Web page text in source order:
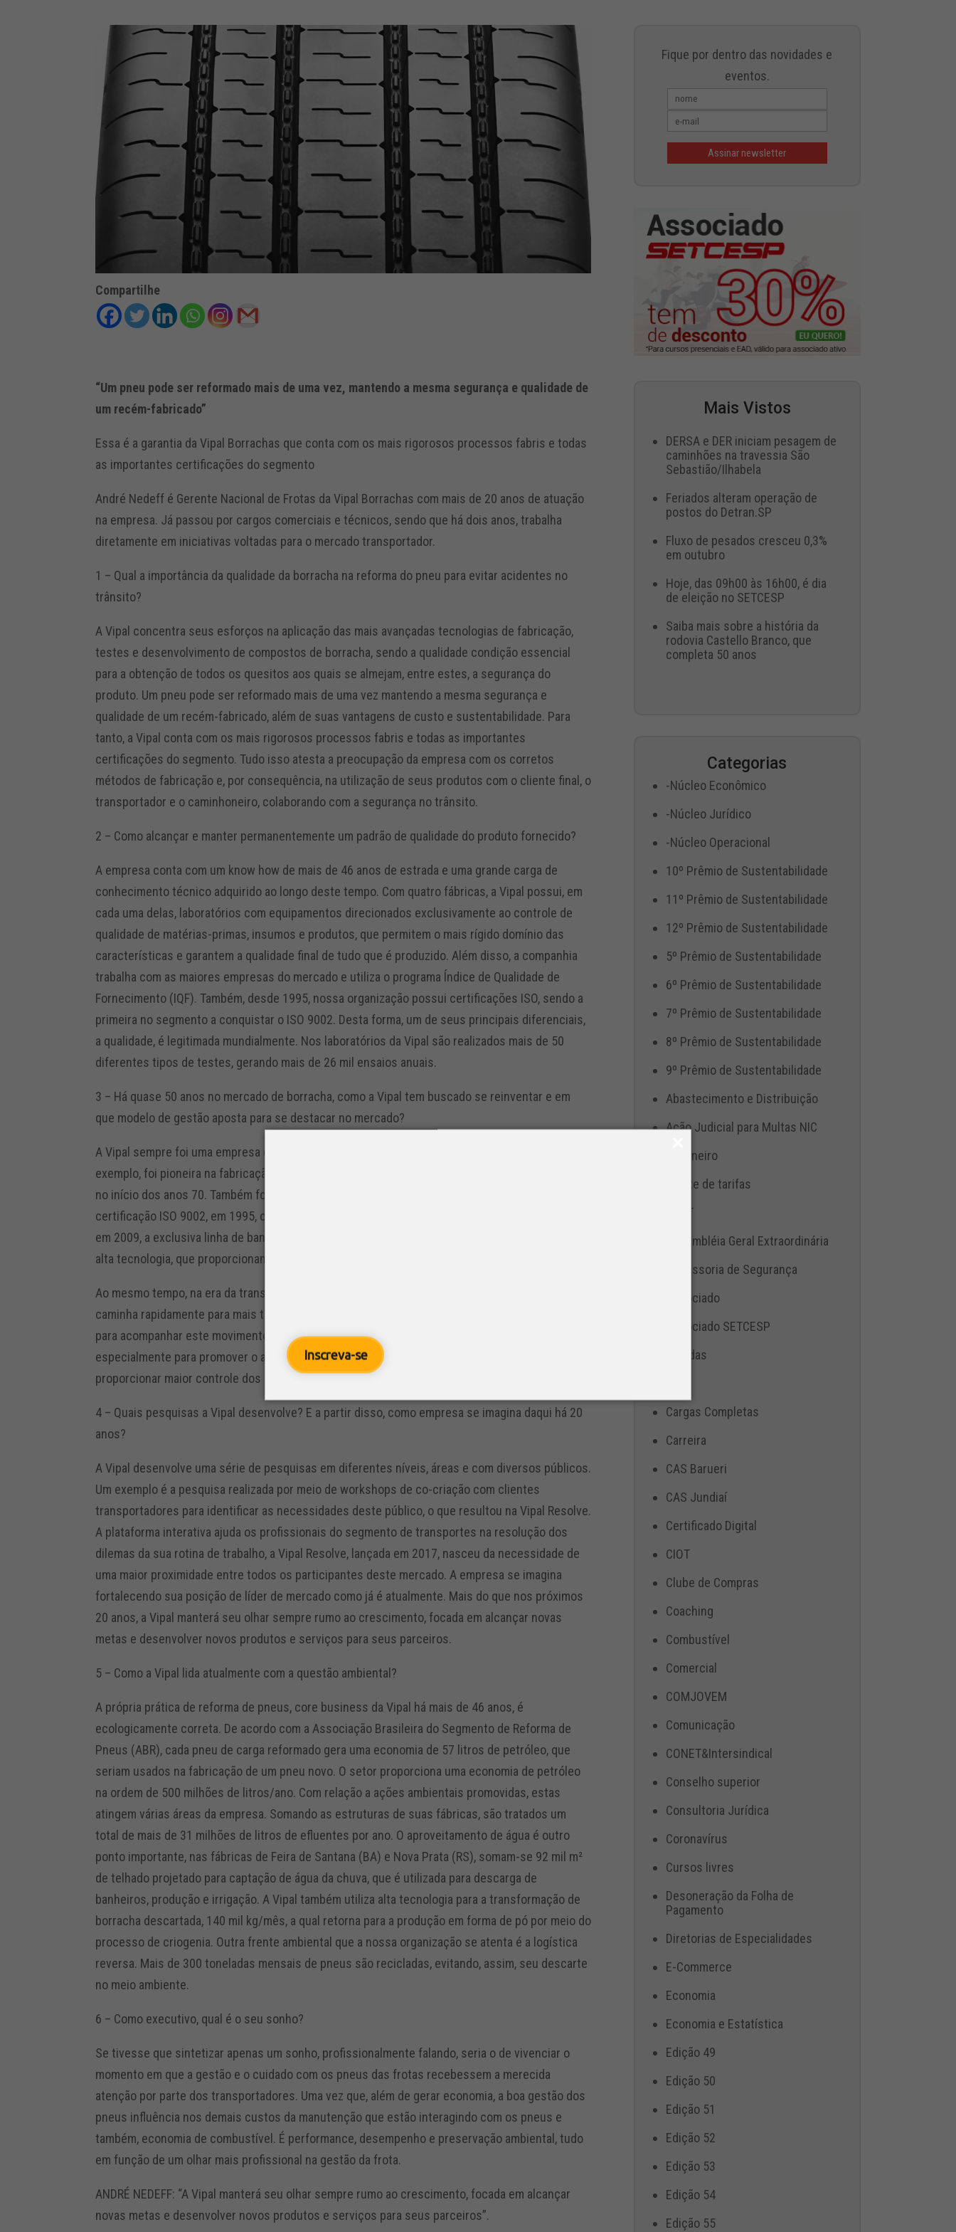
Inscreva-se
Compartilhe
“Um pneu pode ser reformado mais de uma vez, mantendo a mesma segurança e qualidade de
um recém-fabricado”
Essa é a garantia da Vipal Borrachas que conta com os mais rigorosos processos fabris e todas
as importantes certificações do segmento
André Nedeff é Gerente Nacional de Frotas da Vipal Borrachas com mais de 20 anos de atuação
na empresa. Já passou por cargos comerciais e técnicos, sendo que há dois anos, trabalha
diretamente em iniciativas voltadas para o mercado transportador.
1 – Qual a importância da qualidade da borracha na reforma do pneu para evitar acidentes no
trânsito?
A Vipal concentra seus esforços na aplicação das mais avançadas tecnologias de fabricação,
testes e desenvolvimento de compostos de borracha, sendo a qualidade condição essencial
para a obtenção de todos os quesitos aos quais se almejam, entre estes, a segurança do
produto. Um pneu pode ser reformado mais de uma vez mantendo a mesma segurança e
qualidade de um recém-fabricado, além de suas vantagens de custo e sustentabilidade. Para
tanto, a Vipal conta com os mais rigorosos processos fabris e todas as importantes
certificações do segmento. Tudo isso atesta a preocupação da empresa com os corretos
métodos de fabricação e, por consequência, na utilização de seus produtos com o cliente final, o
transportador e o caminhoneiro, colaborando com a segurança no trânsito.
2 – Como alcançar e manter permanentemente um padrão de qualidade do produto fornecido?
A empresa conta com um know how de mais de 46 anos de estrada e uma grande carga de
conhecimento técnico adquirido ao longo deste tempo. Com quatro fábricas, a Vipal possui, em
cada uma delas, laboratórios com equipamentos direcionados exclusivamente ao controle de
qualidade de matérias-primas, insumos e produtos, que permitem o mais rígido domínio das
características e garantem a qualidade final de tudo que é produzido. Além disso, a companhia
trabalha com as maiores empresas do mercado e utiliza o programa Índice de Qualidade de
Fornecimento (IQF). Também, desde 1995, nossa organização possui certificações ISO, sendo a
primeira no segmento a conquistar o ISO 9002. Desta forma, um de seus principais diferenciais,
a qualidade, é legitimada mundialmente. Nos laboratórios da Vipal são realizados mais de 50
diferentes tipos de testes, gerando mais de 26 mil ensaios anuais.
3 – Há quase 50 anos no mercado de borracha, como a Vipal tem buscado se reinventar e em
que modelo de gestão aposta para se destacar no mercado?
A Vipal sempre foi uma empresa disruptiva e que quebrou modelos. Ao longo de sua história, por
exemplo, foi pioneira na fabricação de produtos para reparos de pneus e câmaras de ar no Brasil,
no início dos anos 70. Também foi a primeira companhia brasileira no setor a conquistar a
certificação ISO 9002, em 1995, obtendo outras certificações nos anos subsequentes, e lançou,
em 2009, a exclusiva linha de bandas ECO, produzidas com compostos especiais de borracha de
alta tecnologia, que proporcionam economia de até 10% de combustível aos transportadores.
Ao mesmo tempo, na era da transformação digital em que se vive hoje, percebe-se que o mundo
caminha rapidamente para mais tecnologia e informação. Diante disso, a Vipal está preparada
para acompanhar este movimento. Uma prova é a Smart Seller, inovadora plataforma pensada
especialmente para promover o acompanhamento de equipes comerciais de maneira a
proporcionar maior controle dos processos e eficiência operacional.
4 – Quais pesquisas a Vipal desenvolve? E a partir disso, como empresa se imagina daqui há 20
anos?
A Vipal desenvolve uma série de pesquisas em diferentes níveis, áreas e com diversos públicos.
Um exemplo é a pesquisa realizada por meio de workshops de co-criação com clientes
transportadores para identificar as necessidades deste público, o que resultou na Vipal Resolve.
A plataforma interativa ajuda os profissionais do segmento de transportes na resolução dos
dilemas da sua rotina de trabalho, a Vipal Resolve, lançada em 2017, nasceu da necessidade de
uma maior proximidade entre todos os participantes deste mercado. A empresa se imagina
fortalecendo sua posição de líder de mercado como já é atualmente. Mais do que nos próximos
20 anos, a Vipal manterá seu olhar sempre rumo ao crescimento, focada em alcançar novas
metas e desenvolver novos produtos e serviços para seus parceiros.
5 – Como a Vipal lida atualmente com a questão ambiental?
A própria prática de reforma de pneus, core business da Vipal há mais de 46 anos, é
ecologicamente correta. De acordo com a Associação Brasileira do Segmento de Reforma de
Pneus (ABR), cada pneu de carga reformado gera uma economia de 57 litros de petróleo, que
seriam usados na fabricação de um pneu novo. O setor proporciona uma economia de petróleo
na ordem de 500 milhões de litros/ano. Com relação a ações ambientais promovidas, estas
atingem várias áreas da empresa. Somando as estruturas de suas fábricas, são tratados um
total de mais de 31 milhões de litros de efluentes por ano. O aproveitamento de água é outro
ponto importante, nas fábricas de Feira de Santana (BA) e Nova Prata (RS), somam-se 92 mil m²
de telhado projetado para captação de água da chuva, que é utilizada para descarga de
banheiros, produção e irrigação. A Vipal também utiliza alta tecnologia para a transformação de
borracha descartada, 140 mil kg/mês, a qual retorna para a produção em forma de pó por meio do
processo de criogenia. Outra frente ambiental que a nossa organização se atenta é a logística
reversa. Mais de 300 toneladas mensais de pneus são recicladas, evitando, assim, seu descarte
no meio ambiente.
6 – Como executivo, qual é o seu sonho?
Se tivesse que sintetizar apenas um sonho, profissionalmente falando, seria o de vivenciar o
momento em que a gestão e o cuidado com os pneus das frotas recebessem a merecida
atenção por parte dos transportadores. Uma vez que, além de gerar economia, a boa gestão dos
pneus influência nos demais custos da manutenção que estão interagindo com os pneus e
também, economia de combustível. É performance, desempenho e preservação ambiental, tudo
em função de um olhar mais profissional na gestão da frota.
ANDRÉ NEDEFF: “A Vipal manterá seu olhar sempre rumo ao crescimento, focada em alcançar
novas metas e desenvolver novos produtos e serviços para seus parceiros”.
Fique por dentro das novidades e
eventos.
Mais Vistos
DERSA e DER iniciam pesagem de
caminhões na travessia São
Sebastião/Ilhabela
Feriados alteram operação de
postos do Detran.SP
Fluxo de pesados cresceu 0,3%
em outubro
Hoje, das 09h00 às 16h00, é dia
de eleição no SETCESP
Saiba mais sobre a história da
rodovia Castello Branco, que
completa 50 anos
Categorias
-Núcleo Econômico
-Núcleo Jurídico
-Núcleo Operacional
10º Prêmio de Sustentabilidade
11º Prêmio de Sustentabilidade
12º Prêmio de Sustentabilidade
5º Prêmio de Sustentabilidade
6º Prêmio de Sustentabilidade
7º Prêmio de Sustentabilidade
8º Prêmio de Sustentabilidade
9º Prêmio de Sustentabilidade
Abastecimento e Distribuição
Ação Judicial para Multas NIC
Aduaneiro
Ajuste de tarifas
ANTT
Assembléia Geral Extraordinária
Assessoria de Segurança
Associado
Associado SETCESP
Bebidas
Cargas Completas
Carreira
CAS Barueri
CAS Jundiaí
Certificado Digital
CIOT
Clube de Compras
Coaching
Combustível
Comercial
COMJOVEM
Comunicação
CONET&Intersindical
Conselho superior
Consultoria Jurídica
Coronavírus
Cursos livres
Desoneração da Folha de
Pagamento
Diretorias de Especialidades
E-Commerce
Economia
Economia e Estatística
Edição 49
Edição 50
Edição 51
Edição 52
Edição 53
Edição 54
Edição 55